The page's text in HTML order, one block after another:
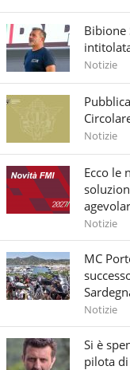
Bibione
Notizie
Notizie
Ecco le
Notizie
MC
Notizie
Si è
pilota